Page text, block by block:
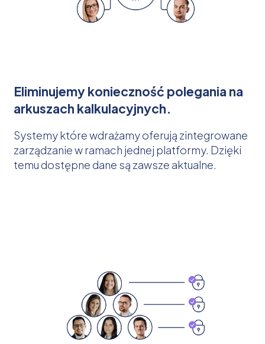
Eliminujemy konieczność polegania na
arkuszach kalkulacyjnych.
Systemy które wdrażamy oferują zintegrowane
zarządzanie w ramach jednej platformy. Dzięki
temu dostępne dane są zawsze aktualne.